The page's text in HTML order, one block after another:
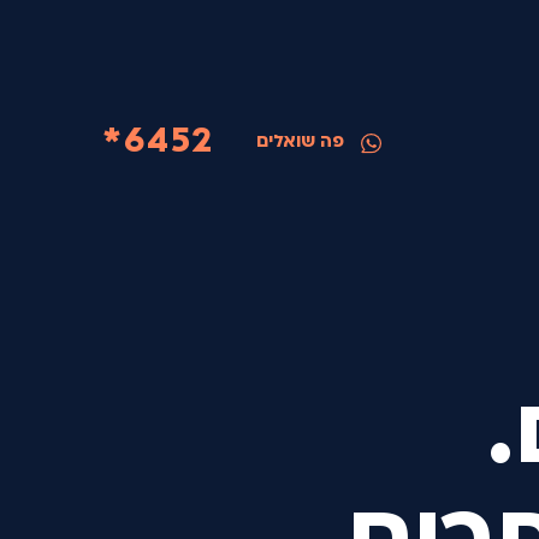
6452* פה שואלים